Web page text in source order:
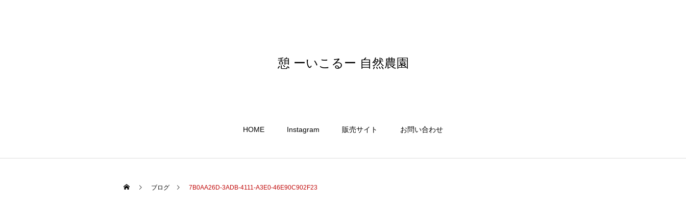
憩 ーいこるー 自然農園
HOME Instagram 販売サイト お問い合わせ
ブログ 7B0AA26D-3ADB-4111-A3E0-46E90C902F23